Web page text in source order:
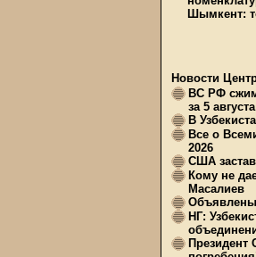
Шымкент:
Новости
ВС РФ
за 5 августа
В
Все о
2026
США
Кому не
Масалиев
НГ:
Президент